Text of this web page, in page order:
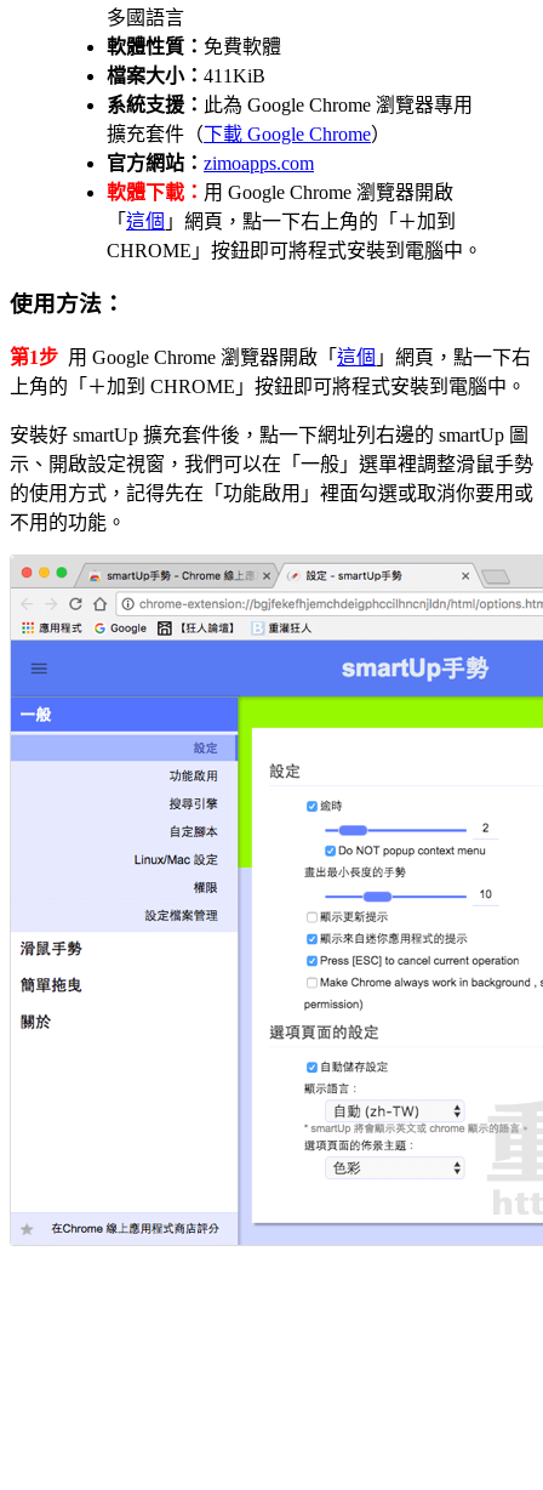
多國語言
軟體性質： 免費軟體
檔案大小： 411KiB
系統支援： 此為 Google Chrome 瀏覽器專用
擴充套件（下載 Google Chrome）
官方網站： zimoapps.com
軟體下載： 用 Google Chrome 瀏覽器開啟
「 這個 」網頁，點一下右上角的「＋加到
CHROME」按鈕即可將程式安裝到電腦中。
使用方法：
第1步 用 Google Chrome 瀏覽器開啟「 這個 」網頁，點一下右
上角的「＋加到 CHROME」按鈕即可將程式安裝到電腦中。
安裝好 smartUp 擴充套件後，點一下網址列右邊的 smartUp 圖
示、開啟設定視窗，我們可以在「一般」選單裡調整滑鼠手勢
的使用方式，記得先在「功能啟用」裡面勾選或取消你要用或
不用的功能。